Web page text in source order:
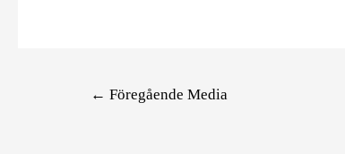
Inläggsnavigering
← Föregående Media